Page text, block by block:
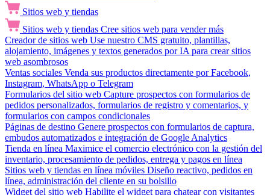
Sitios web y tiendas
Sitios web y tiendas Cree sitios web para vender más
Creador de sitios web Use nuestro CMS gratuito, plantillas,
alojamiento, imágenes y textos generados por IA para crear sitios
web asombrosos
Ventas sociales Venda sus productos directamente por Facebook,
Instagram, WhatsApp o Telegram
Formularios del sitio web Capture prospectos con formularios de
pedidos personalizados, formularios de registro y comentarios, y
formularios con campos condicionales
Páginas de destino Genere prospectos con formularios de captura,
embudos automatizados e integración de Google Analytics
Tienda en línea Maximice el comercio electrónico con la gestión del
inventario, procesamiento de pedidos, entrega y pagos en línea
Sitios web y tiendas en línea móviles Diseño reactivo, pedidos en
línea, administración del cliente en su bolsillo
Widget del sitio web Habilite el widget para chatear con visitantes